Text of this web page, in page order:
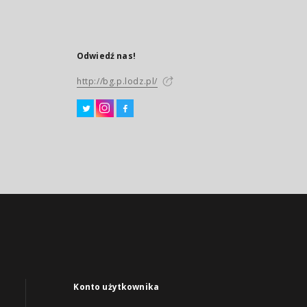
Odwiedź nas!
http://bg.p.lodz.pl/
Konto użytkownika